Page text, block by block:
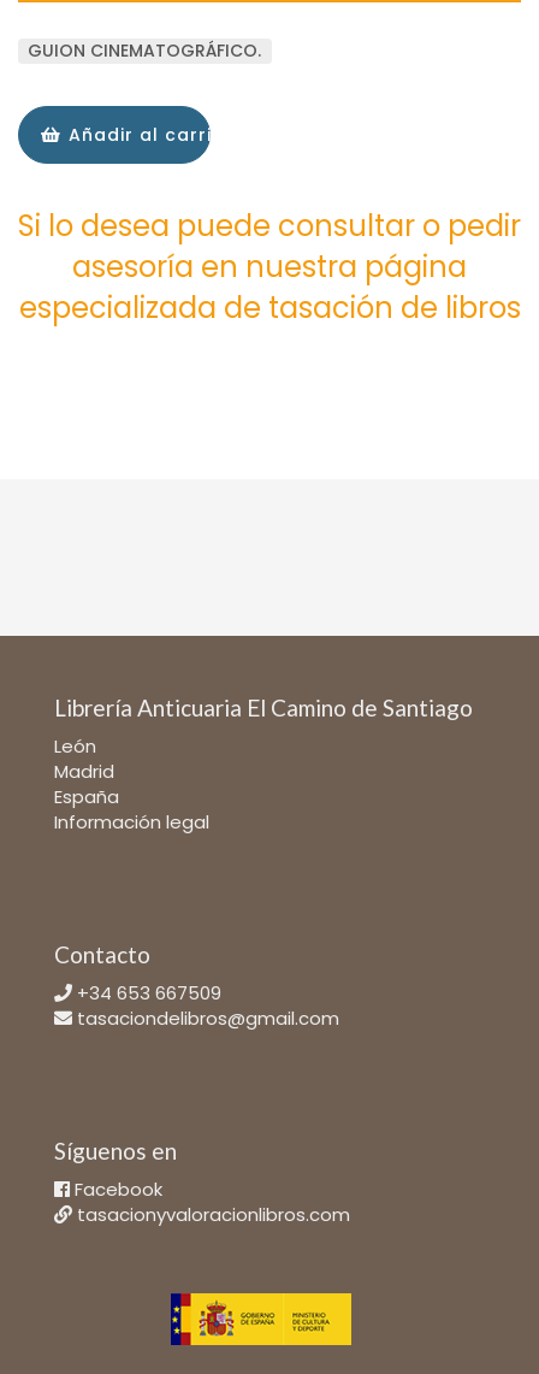
GUION CINEMATOGRÁFICO.
Añadir al carrito
Si lo desea puede consultar o pedir
asesoría en nuestra página
especializada de tasación de libros
Librería Anticuaria El Camino de Santiago
León
Madrid
España
Información legal
Contacto
+34 653 667509
tasaciondelibros@gmail.com
Síguenos en
Facebook
tasacionyvaloracionlibros.com